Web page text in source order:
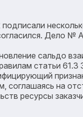
Дело №
сальдо
статьи 61.3
на
ресурсы